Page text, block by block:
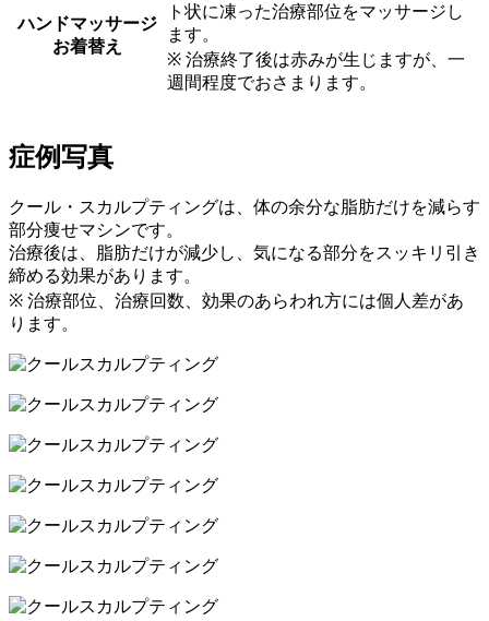
ハンドマッサージ
お着替え
ト状に凍った治療部位をマッサージし
ます。
※ 治療終了後は赤みが生じますが、一
週間程度でおさまります。
症例写真
クール・スカルプティングは、体の余分な脂肪だけを減らす
部分痩せマシンです。
治療後は、脂肪だけが減少し、気になる部分をスッキリ引き
締める効果があります。
※ 治療部位、治療回数、効果のあらわれ方には個人差があ
ります。